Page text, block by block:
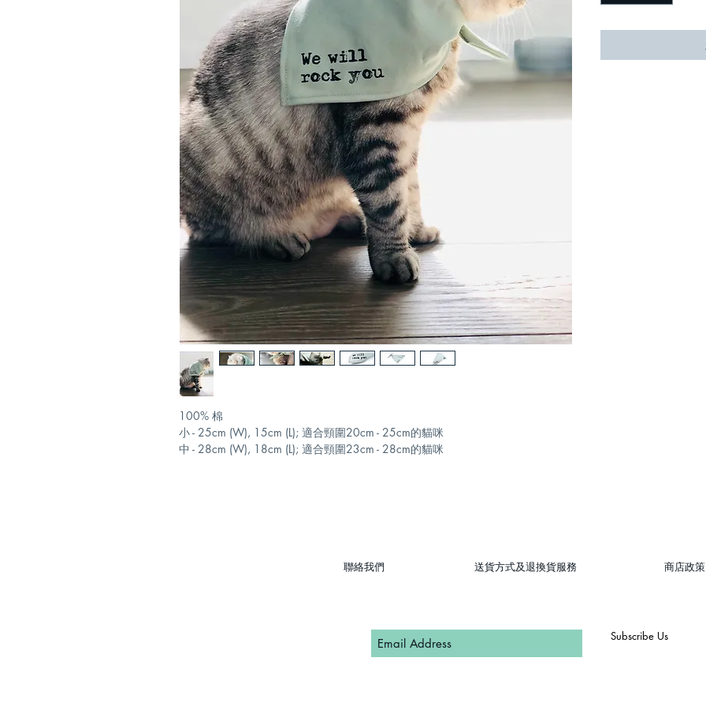
100% 棉
小 - 25cm (W), 15cm (L); 適合頸圍20cm - 25cm的貓咪
中 - 28cm (W), 18cm (L); 適合頸圍23cm - 28cm的貓咪
聯絡我們 送貨方式及退換貨服務 商店政策
Subscribe Us